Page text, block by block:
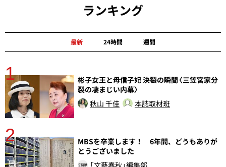
ランキング
最新 24時間 週間
1
彬子女王と母信子妃 決裂の瞬間〈三笠宮家分
裂の凄まじい内幕〉
秋山 千佳
本誌取材班
2
MBSを卒業します！ 6年間、どうもありが
とうございました